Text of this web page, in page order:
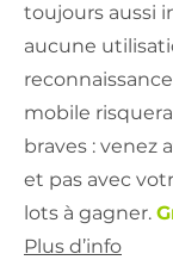
toujours aussi
aucune
mobile
braves : venez
et pas avec
lots à gagner.
Plus d’info